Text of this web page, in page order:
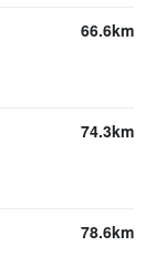
66.6km
74.3km
78.6km